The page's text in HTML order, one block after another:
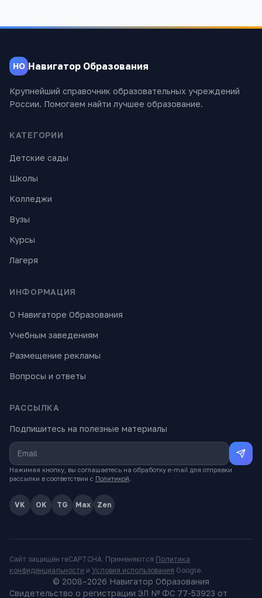
НО Навигатор Образования
Крупнейший справочник образовательных учреждений
России. Помогаем найти лучшее образование.
КАТЕГОРИИ
Детские сады
Школы
Колледжи
Вузы
Курсы
Лагеря
ИНФОРМАЦИЯ
О Навигаторе Образования
Учебным заведениям
Размещение рекламы
Вопросы и ответы
РАССЫЛКА
Подпишитесь на полезные материалы
Нажимая кнопку, вы соглашаетесь на обработку e-mail для отправки
рассылки в соответствии с Политикой.
VK OK TG Max Zen
Сайт защищён reCAPTCHA. Применяются Политика
конфиденциальности и Условия использования Google.
© 2008–2026 Навигатор Образования
Свидетельство о регистрации ЭЛ № ФС 77-53923 от